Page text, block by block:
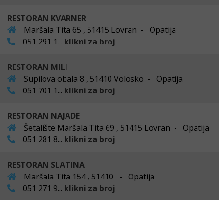
RESTORAN KVARNER
Maršala Tita 65 , 51415 Lovran - Opatija
051 291 1... klikni za broj
RESTORAN MILI
Supilova obala 8 , 51410 Volosko - Opatija
051 701 1... klikni za broj
RESTORAN NAJADE
Šetalište Maršala Tita 69 , 51415 Lovran - Opatija
051 281 8... klikni za broj
RESTORAN SLATINA
Maršala Tita 154 , 51410 - Opatija
051 271 9... klikni za broj